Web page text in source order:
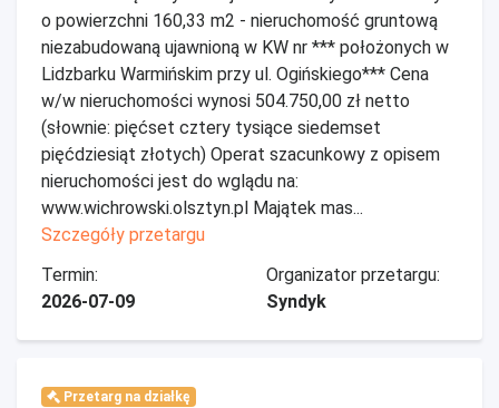
o powierzchni 160,33 m2 - nieruchomość gruntową
niezabudowaną ujawnioną w KW nr *** położonych w
Lidzbarku Warmińskim przy ul. Ogińskiego*** Cena
w/w nieruchomości wynosi 504.750,00 zł netto
(słownie: pięćset cztery tysiące siedemset
pięćdziesiąt złotych) Operat szacunkowy z opisem
nieruchomości jest do wglądu na:
www.wichrowski.olsztyn.pl Majątek mas...
Szczegóły przetargu
Termin:
2026-07-09
Organizator przetargu:
Syndyk
Przetarg na działkę